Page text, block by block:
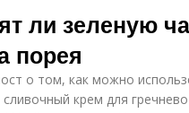
ли зеленую
порея
о том, как можно
крем для